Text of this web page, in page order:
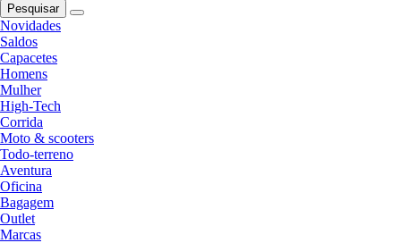
Pesquisar
Novidades
Saldos
Capacetes
Homens
Mulher
High-Tech
Corrida
Moto & scooters
Todo-terreno
Aventura
Oficina
Bagagem
Outlet
Marcas